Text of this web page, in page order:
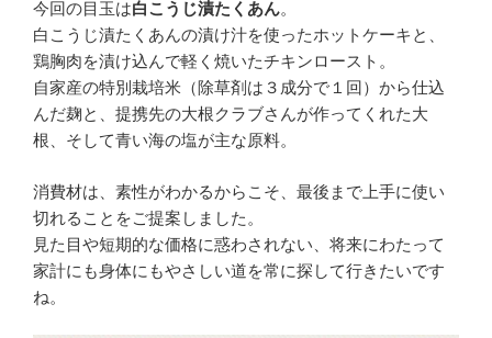
今回の目玉は白こうじ漬たくあん。
白こうじ漬たくあんの漬け汁を使ったホットケーキと、
鶏胸肉を漬け込んで軽く焼いたチキンロースト。
自家産の特別栽培米（除草剤は３成分で１回）から仕込
んだ麹と、提携先の大根クラブさんが作ってくれた大
根、そして青い海の塩が主な原料。
消費材は、素性がわかるからこそ、最後まで上手に使い
切れることをご提案しました。
見た目や短期的な価格に惑わされない、将来にわたって
家計にも身体にもやさしい道を常に探して行きたいです
ね。